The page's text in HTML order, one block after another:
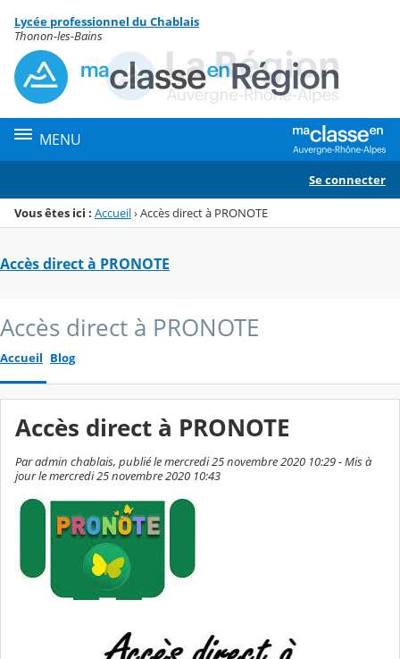
Menu de la rubrique
Contenu
Lycée professionnel du Chablais
Thonon-les-Bains
MENU
Se connecter
Vous êtes ici : Accueil›Accès direct à PRONOTE
Accès direct à PRONOTE
Accès direct à PRONOTE
Accueil Blog
Accès direct à PRONOTE
Par admin chablais, publié le mercredi 25 novembre 2020 10:29 - Mis à
jour le mercredi 25 novembre 2020 10:43